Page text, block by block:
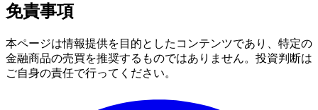
免責事項
本ページは情報提供を目的としたコンテンツであり、特定の
金融商品の売買を推奨するものではありません。投資判断は
ご自身の責任で行ってください。